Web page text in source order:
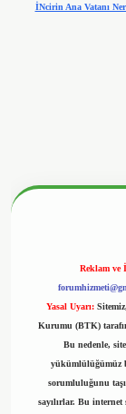
İNcirin Ana Vatanı
Reklam ve
Yasal Uyarı:
Kurumu (BTK)
Bu nedenle,
yükümlülüğümüz
sorumluluğunu
sayılırlar. Bu